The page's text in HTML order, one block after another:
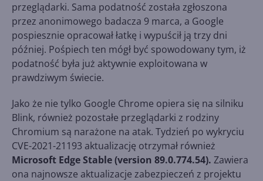
przeglądarki. Sama podatność została zgłoszona
przez anonimowego badacza 9 marca, a Google
pospiesznie opracował łatkę i wypuścił ją trzy dni
później. Pośpiech ten mógł być spowodowany tym, iż
podatność była już aktywnie exploitowana w
prawdziwym świecie.
Jako że nie tylko Google Chrome opiera się na silniku
Blink, również pozostałe przeglądarki z rodziny
Chromium są narażone na atak. Tydzień po wykryciu
CVE-2021-21193 aktualizację otrzymał również
Microsoft Edge Stable (version 89.0.774.54). Zawiera
ona najnowsze aktualizacje zabezpieczeń z projektu